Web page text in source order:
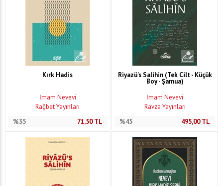
Kırk Hadis
İmam Nevevi
Rağbet Yayınları
%35
71,50TL
Riyazü's Salihin (Tek Cilt - Küçük
Boy - Şamua)
İmam Nevevi
Ravza Yayınları
%45
495,00TL